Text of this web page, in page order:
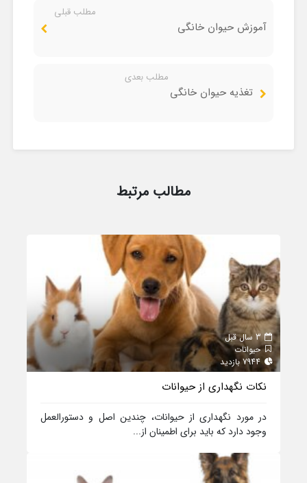
مطلب قبلی
آموزش حیوان خانگی
مطلب بعدی
تغذیه حیوان خانگی
مطالب مرتبط
3 سال قبل
حیوانات
نکات نگهداری از حیوانات
در مورد نگهداری از حیوانات، چندین اصل و دستورالعمل
وجود دارد که باید برای اطمینان از...